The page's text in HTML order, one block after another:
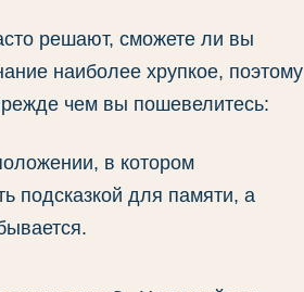
решают, сможете ли вы
наиболее хрупкое, поэтому
чем вы пошевелитесь:
в котором
подсказкой для памяти, а